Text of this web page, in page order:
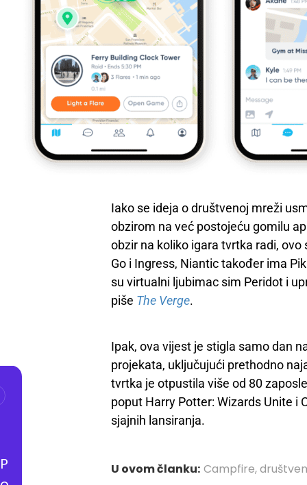
Iako se ideja o društvenoj mreži
obzirom na već postojeću gomilu
obzir na koliko igara tvrtka radi,
Go i Ingress, Niantic također ima
su virtualni ljubimac sim Peridot i
piše The Verge.
Ipak, ova vijest je stigla samo dan
projekata, uključujući prethodno
tvrtka je otpustila više od 80
poput Harry Potter: Wizards Unite i
sjajnih lansiranja.
U ovom članku: Campfire,
P